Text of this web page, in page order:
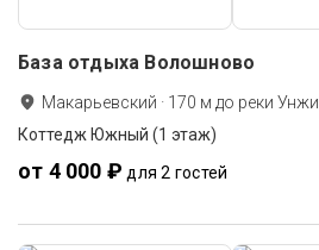
База отдыха Волошново
Макарьевский · 170 м до реки Унжи
Коттедж Южный (1 этаж)
от 4 000 ₽ для 2 гостей